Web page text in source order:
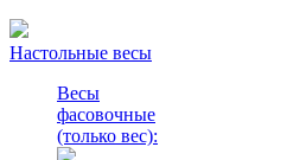
Настольные весы
Весы
фасовочные
(только вес):